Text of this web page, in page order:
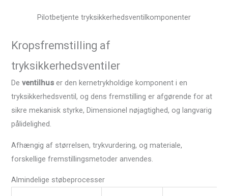
Pilotbetjente tryksikkerhedsventilkomponenter
Kropsfremstilling af
tryksikkerhedsventiler
Deventilhus er den kernetrykholdige komponent i en
tryksikkerhedsventil, og dens fremstilling er afgørende for at
sikre mekanisk styrke, Dimensionel nøjagtighed, og langvarig
pålidelighed.
Afhængig af størrelsen, trykvurdering, og materiale,
forskellige fremstillingsmetoder anvendes.
Almindelige støbeprocesser